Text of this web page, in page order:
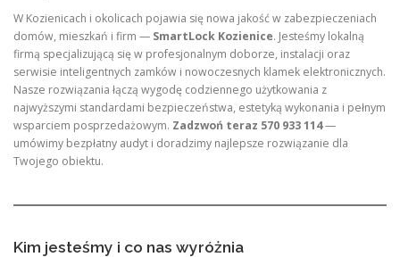
W Kozienicach i okolicach pojawia się nowa jakość w zabezpieczeniach
domów, mieszkań i firm — SmartLock Kozienice. Jesteśmy lokalną
firmą specjalizującą się w profesjonalnym doborze, instalacji oraz
serwisie inteligentnych zamków i nowoczesnych klamek elektronicznych.
Nasze rozwiązania łączą wygodę codziennego użytkowania z
najwyższymi standardami bezpieczeństwa, estetyką wykonania i pełnym
wsparciem posprzedażowym. Zadzwoń teraz 570 933 114—
umówimy bezpłatny audyt i doradzimy najlepsze rozwiązanie dla
Twojego obiektu.
Kim jesteśmy i co nas wyróżnia